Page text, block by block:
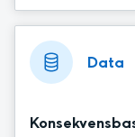
Data